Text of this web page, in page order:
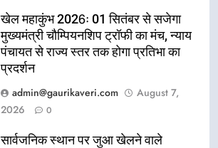
खेल महाकुंभ 2026ः 01 सितंबर से सजेगा
मुख्यमंत्री चौम्पियनशिप ट्रॉफी का मंच, न्याय
पंचायत से राज्य स्तर तक होगा प्रतिभा का
प्रदर्शन
admin@gaurikaveri.com
August 7,
2026
0
सार्वजनिक स्थान पर जुआ खेलने वाले